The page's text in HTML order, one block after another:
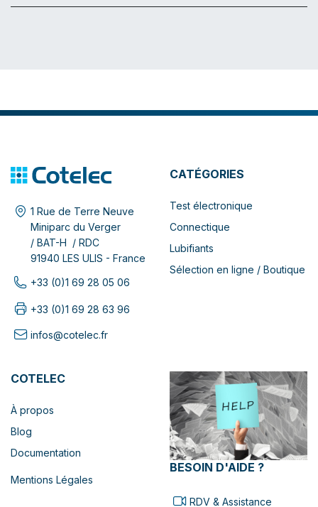
1 Rue de Terre Neuve
Miniparc du Verger
/ BAT-H / RDC
91940 LES ULIS - France
+33 (0)1 69 28 05 06
+33 (0)1 69 28 63 96
infos@cotelec.fr
CATÉGORIES
Test électronique
Connectique
Lubifiants
Sélection en ligne / Boutique
COTELEC
À propos
Blog
Documentation
Mentions Légales
BESOIN D'AIDE ?
RDV & Assistance